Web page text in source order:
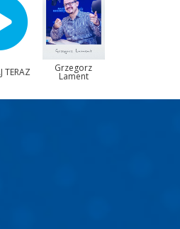
TERAZ Grzegorz
Lament